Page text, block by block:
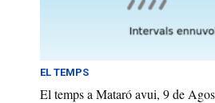
EL TEMPS
El temps a Mataró avui, 9 de